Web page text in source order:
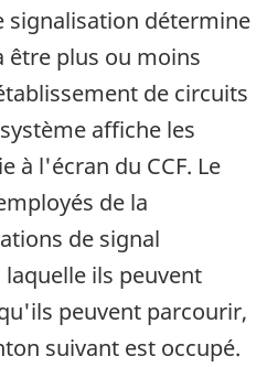
signalisation détermine
être plus ou moins
de circuits
affiche les
à l'écran du CCF. Le
de la
de signal
ils peuvent
peuvent parcourir,
suivant est occupé.